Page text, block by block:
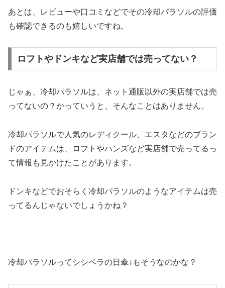
あとは、レビューや口コミなどでその冷却パラソルの評価
も確認できるのも嬉しいですね。
ロフトやドンキなど実店舗では売ってない？
じゃぁ、冷却パラソルは、ネット通販以外の実店舗では売
ってないの？かっていうと、そんなことはありません。
冷却パラソルで人気のレディクール、エスタなどのブラン
ドのアイテムは、ロフトやハンズなど実店舗で売ってるっ
て情報も見かけたことがあります。
ドンキなどでおそらく冷却パラソルのようなアイテムは売
ってるんじゃないでしょうかね？
冷却パラソルってシシベラの日傘↓もそうなのかな？